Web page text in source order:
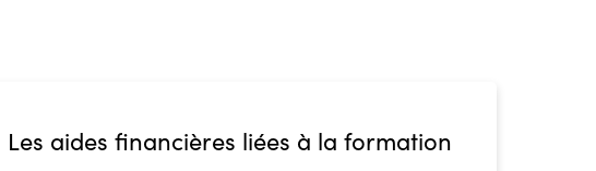
Les aides financières liées à la formation